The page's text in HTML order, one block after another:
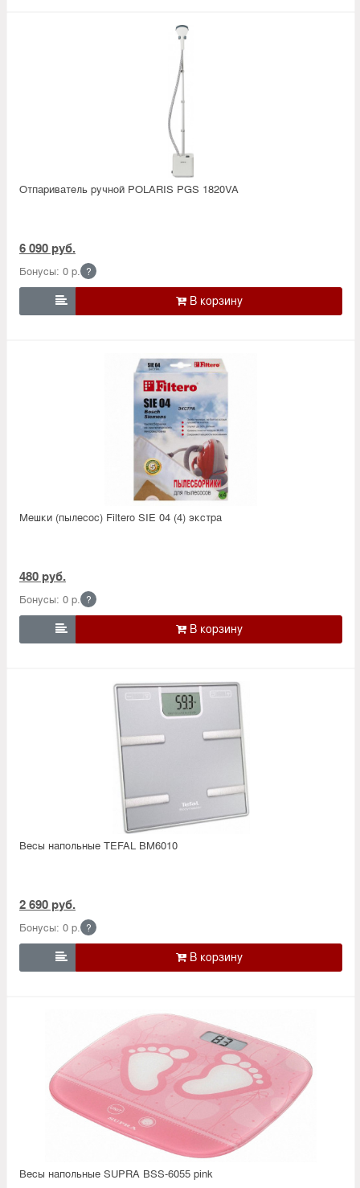
Отпариватель ручной POLARIS PGS 1820VA
6 090 руб.
Бонусы: 0 р. ?

Мешки (пылесос) Filtero SIE 04 (4) экстра
480 руб.
Бонусы: 0 р. ?

Весы напольные TEFAL BM6010
2 690 руб.
Бонусы: 0 р. ?

Весы напольные SUPRA BSS-6055 pink